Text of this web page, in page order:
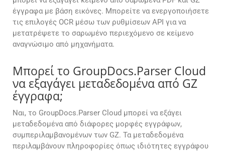
έγγραφα με βάση εικόνες. Μπορείτε να ενεργοποιήσετε
τις επιλογές OCR μέσω των ρυθμίσεων API για να
μετατρέψετε το σαρωμένο περιεχόμενο σε κείμενο
αναγνώσιμο από μηχανήματα.
Μπορεί το GroupDocs.Parser Cloud
να εξαγάγει μεταδεδομένα από GZ
έγγραφα;
Ναι, το GroupDocs.Parser Cloud μπορεί να εξάγει
μεταδεδομένα από διάφορες μορφές εγγράφων,
συμπεριλαμβανομένων των GZ. Τα μεταδεδομένα
περιλαμβάνουν πληροφορίες όπως ιδιότητες εγγράφου